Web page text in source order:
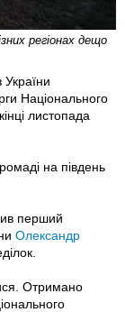
регіонах дещо
України
Національного
листопада
на південь
перший
Олександр
Отримано